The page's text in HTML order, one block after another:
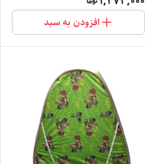
افزودن به سبد